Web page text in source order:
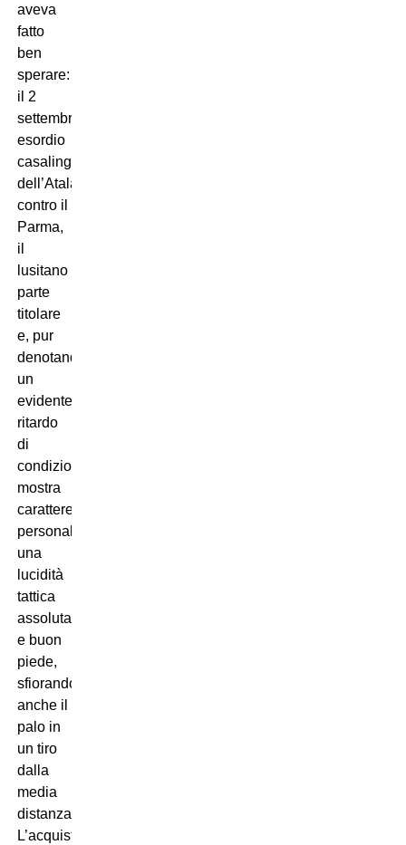
aveva
fatto
ben
sperare:
il 2
settembre,
esordio
casalingo
dell’Atalanta
contro il
Parma,
il
lusitano
parte
titolare
e, pur
denotando
un
evidente
ritardo
di
condizione,
mostra
carattere,
personalità,
una
lucidità
tattica
assoluta
e buon
piede,
sfiorando
anche il
palo in
un tiro
dalla
media
distanza.
L’acquisto